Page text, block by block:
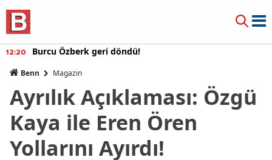
12:20 Burcu Özberk geri döndü!
Benn Magazin
Ayrılık Açıklaması: Özgü
Kaya ile Eren Ören
Yollarını Ayırdı!